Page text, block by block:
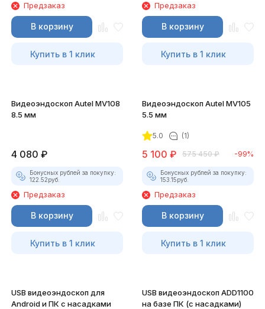
Предзаказ
В корзину
Купить в 1 клик
Предзаказ
В корзину
Купить в 1 клик
Видеоэндоскоп Autel MV108
8.5 мм
4 080 ₽
Бонусных рублей за покупку:
122.52руб.
Предзаказ
В корзину
Купить в 1 клик
Видеоэндоскоп Autel MV105
5.5 мм
5.0 (1)
5 100 ₽ 575 450 ₽ -99%
Бонусных рублей за покупку:
153.15руб.
Предзаказ
В корзину
Купить в 1 клик
USB видеоэндоскоп для
Android и ПК с насадками
USB видеоэндоскоп ADD1100
на базе ПК (с насадками)